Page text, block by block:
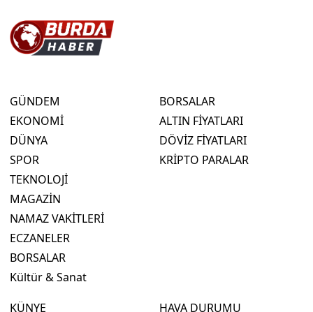
GÜNDEM
EKONOMİ
DÜNYA
SPOR
TEKNOLOJİ
MAGAZİN
NAMAZ VAKİTLERİ
ECZANELER
BORSALAR
Kültür & Sanat
BORSALAR
ALTIN FİYATLARI
DÖVİZ FİYATLARI
KRİPTO PARALAR
KÜNYE HAVA DURUMU